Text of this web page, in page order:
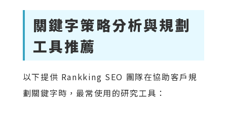
關鍵字策略分析與規劃
工具推薦
以下提供 Rankking SEO 團隊在協助客戶規
劃關鍵字時，最常使用的研究工具：